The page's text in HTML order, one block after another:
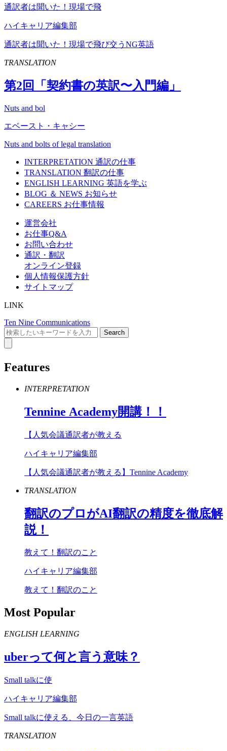
通訳者は聞いた！現場で飛
ハイキャリア編集部
通訳者は聞いた！現場で飛び交うNG英語
TRANSLATION
第2回「契約書の英訳〜入門編」
Nuts and bol
エベースト・キャシー
Nuts and bolts of legal translation
INTERPRETATION 通訳の仕事
TRANSLATION 翻訳の仕事
ENGLISH LEARNING 英語を学ぶ
BLOG ＆ NEWS お知らせ
CAREERS お仕事情報
運営会社
お仕事Q&A
お問い合わせ
通訳・翻訳
オンライン登録
個人情報保護方針
サイトマップ
LINK
Ten Nine Communications
Features
INTERPRETATION
Tennine Academy開講！！
【人気会議通訳者が教える
ハイキャリア編集部
【人気会議通訳者が教える】Tennine Academy
TRANSLATION
翻訳のプロがAI翻訳の精度を徹底解
説！
教えて！翻訳のこと
ハイキャリア編集部
教えて！翻訳のこと
Most Popular
ENGLISH LEARNING
uberって何と言う意味？
Small talkに使
ハイキャリア編集部
Small talkに使える、今日の一言英語
TRANSLATION